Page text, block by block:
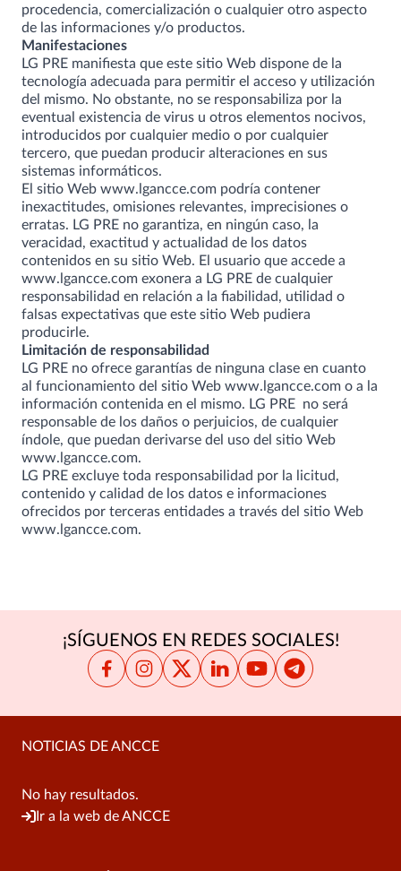
procedencia, comercialización o cualquier otro aspecto
de las informaciones y/o productos.
Manifestaciones
LG PRE manifiesta que este sitio Web dispone de la
tecnología adecuada para permitir el acceso y utilización
del mismo. No obstante, no se responsabiliza por la
eventual existencia de virus u otros elementos nocivos,
introducidos por cualquier medio o por cualquier
tercero, que puedan producir alteraciones en sus
sistemas informáticos.
El sitio Web www.lgancce.com podría contener
inexactitudes, omisiones relevantes, imprecisiones o
erratas. LG PRE no garantiza, en ningún caso, la
veracidad, exactitud y actualidad de los datos
contenidos en su sitio Web. El usuario que accede a
www.lgancce.com exonera a LG PRE de cualquier
responsabilidad en relación a la fiabilidad, utilidad o
falsas expectativas que este sitio Web pudiera
producirle.
Limitación de responsabilidad
LG PRE no ofrece garantías de ninguna clase en cuanto
al funcionamiento del sitio Web www.lgancce.com o a la
información contenida en el mismo. LG PRE no será
responsable de los daños o perjuicios, de cualquier
índole, que puedan derivarse del uso del sitio Web
www.lgancce.com.
LG PRE excluye toda responsabilidad por la licitud,
contenido y calidad de los datos e informaciones
ofrecidos por terceras entidades a través del sitio Web
www.lgancce.com.
¡SÍGUENOS EN REDES SOCIALES!
NOTICIAS DE ANCCE
No hay resultados.
Ir a la web de ANCCE